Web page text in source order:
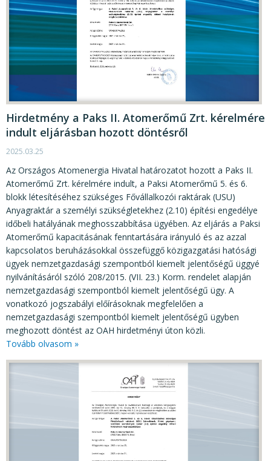
Hirdetmény a Paks II. Atomerőmű Zrt. kérelmére
indult eljárásban hozott döntésről
2025.03.25
Az Országos Atomenergia Hivatal határozatot hozott a Paks II.
Atomerőmű Zrt. kérelmére indult, a Paksi Atomerőmű 5. és 6.
blokk létesítéséhez szükséges Fővállalkozói raktárak (USU)
Anyagraktár a személyi szükségletekhez (2.10) építési engedélye
időbeli hatályának meghosszabbítása ügyében. Az eljárás a Paksi
Atomerőmű kapacitásának fenntartására irányuló és az azzal
kapcsolatos beruházásokkal összefüggő közigazgatási hatósági
ügyek nemzetgazdasági szempontból kiemelt jelentőségű üggyé
nyilvánításáról szóló 208/2015. (VII. 23.) Korm. rendelet alapján
nemzetgazdasági szempontból kiemelt jelentőségű ügy. A
vonatkozó jogszabályi előírásoknak megfelelően a
nemzetgazdasági szempontból kiemelt jelentőségű ügyben
meghozott döntést az OAH hirdetményi úton közli.
Tovább olvasom »